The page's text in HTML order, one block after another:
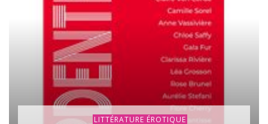
LITTÉRATURE ÉROTIQUE